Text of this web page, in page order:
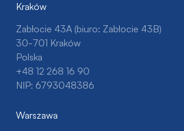
Kraków
Zabłocie 43A (biuro: Zabłocie 43B)
30-701 Kraków
Polska
+48 12 268 16 90
NIP: 6793048386
Warszawa